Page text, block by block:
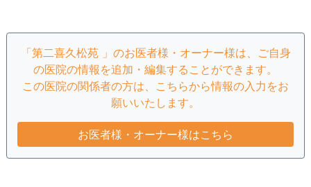
「第二喜久松苑 」のお医者様・オーナー様は、ご自身
の医院の情報を追加・編集することができます。
この医院の関係者の方は、こちらから情報の入力をお
願いいたします。
お医者様・オーナー様はこちら